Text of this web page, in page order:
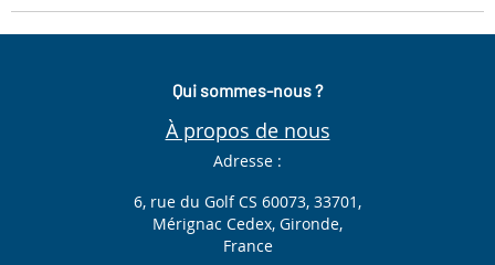
Qui sommes-nous ?
À propos de nous
Adresse :
6, rue du Golf CS 60073, 33701,
Mérignac Cedex, Gironde,
France